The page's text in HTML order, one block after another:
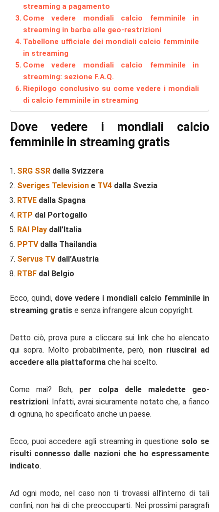
streaming a pagamento
Come vedere mondiali calcio femminile in
streaming in barba alle geo-restrizioni
Tabellone ufficiale dei mondiali calcio femminile
in streaming
Come vedere mondiali calcio femminile in
streaming: sezione F.A.Q.
Riepilogo conclusivo su come vedere i mondiali
di calcio femminile in streaming
Dove vedere i mondiali calcio
femminile in streaming gratis
SRG SSR dalla Svizzera
Sveriges Television e TV4 dalla Svezia
RTVE dalla Spagna
RTP dal Portogallo
RAI Play dall’Italia
PPTVdalla Thailandia
Servus TVdall’Austria
RTBF dal Belgio
Ecco, quindi, dove vedere i mondiali calcio femminile in
streaming gratis e senza infrangere alcun copyright.
Detto ciò, prova pure a cliccare sui link che ho elencato
qui sopra. Molto probabilmente, però, non riuscirai ad
accedere alla piattaforma che hai scelto.
Come mai? Beh, per colpa delle maledette geo-
restrizioni. Infatti, avrai sicuramente notato che, a fianco
di ognuna, ho specificato anche un paese.
Ecco, puoi accedere agli streaming in questione solo se
risulti connesso dalle nazioni che ho espressamente
indicato.
Ad ogni modo, nel caso non ti trovassi all’interno di tali
confini, non hai di che preoccuparti. Nei prossimi paragrafi